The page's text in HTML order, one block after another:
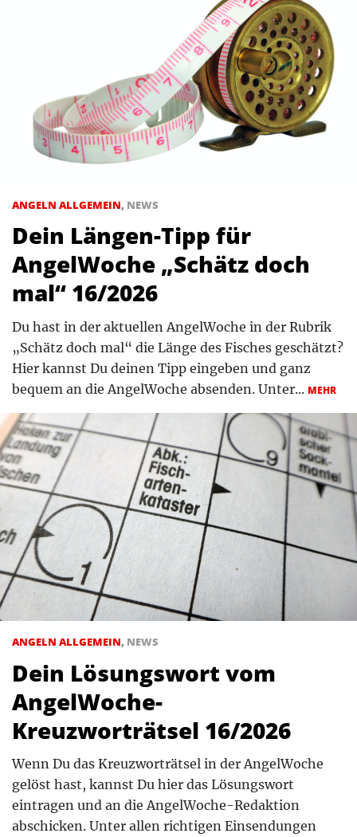
ANGELN ALLGEMEIN, NEWS
Dein Längen-Tipp für
AngelWoche „Schätz doch
mal“ 16/2026
Du hast in der aktuellen AngelWoche in der Rubrik
„Schätz doch mal“ die Länge des Fisches geschätzt?
Hier kannst Du deinen Tipp eingeben und ganz
bequem an die AngelWoche absenden. Unter... MEHR
ANGELN ALLGEMEIN, NEWS
Dein Lösungswort vom
AngelWoche-
Kreuzworträtsel 16/2026
Wenn Du das Kreuzworträtsel in der AngelWoche
gelöst hast, kannst Du hier das Lösungswort
eintragen und an die AngelWoche-Redaktion
abschicken. Unter allen richtigen Einsendungen